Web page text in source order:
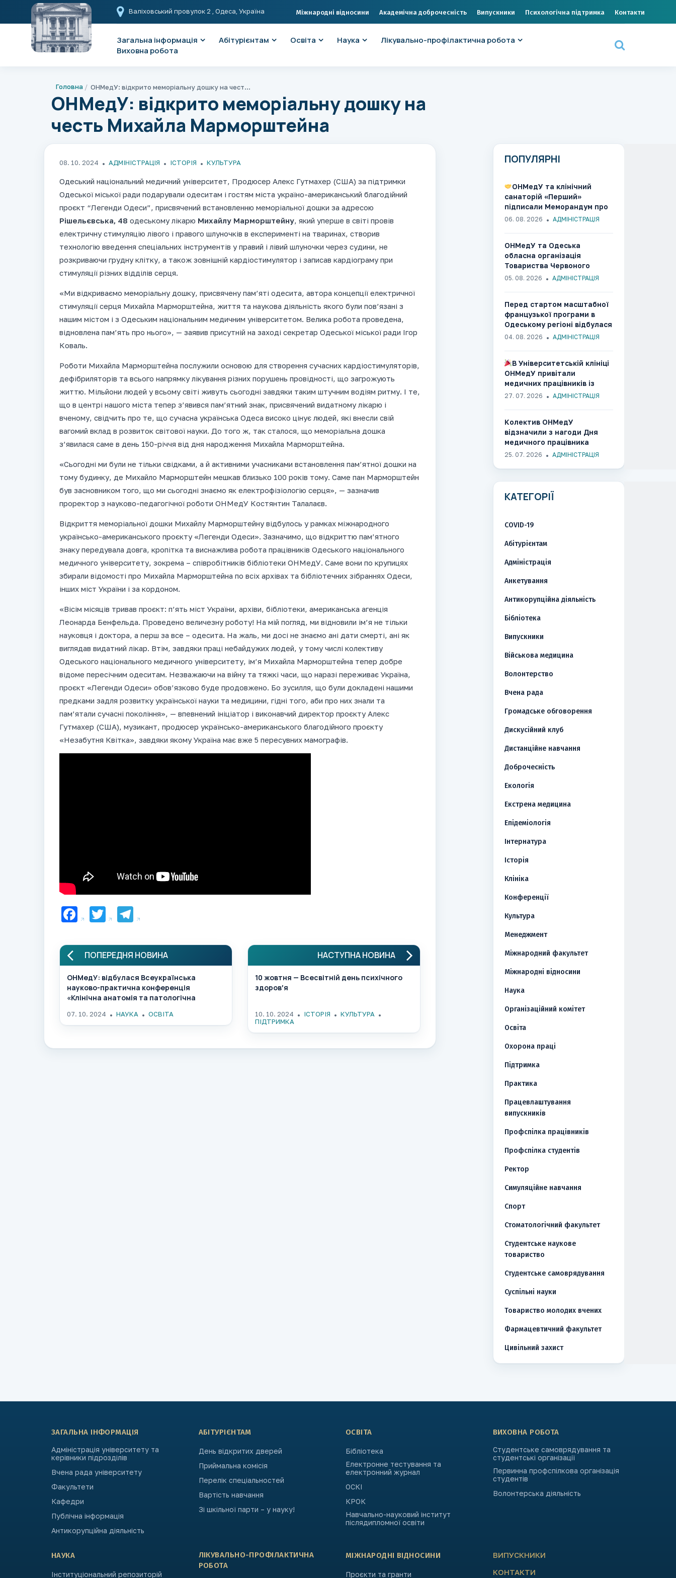
Валіховський провулок 2 , Одеса, Україна Міжнародні відносини Академічна доброчесність Випускники Психологічна підтримка Контакти
Загальна інформація Абітурієнтам Освіта Наука
Лікувально-профілактична робота
Виховна робота
Головна ОНМедУ: відкрито меморіальну дошку на честь Михайла Марморштейна
ОНМедУ: відкрито меморіальну дошку на
честь Михайла Марморштейна
08. 10. 2024 АДМІНІСТРАЦІЯ ІСТОРІЯ КУЛЬТУРА
Одеський національний медичний університет, Продюсер Алекс Гутмахер (США) за підтримки
Одеської міської ради подарували одеситам і гостям міста україно-американський благодійний
проєкт “Легенди Одеси”, присвячений встановленню меморіальної дошки за адресою
Рішельєвська, 48 одеському лікарю Михайлу Марморштейну, який уперше в світі провів
електричну стимуляцію лівого і правого шлуночків в експерименті на тваринах, створив
технологію введення спеціальних інструментів у правий і лівий шлуночки через судини, не
розкриваючи грудну клітку, а також зовнішній кардіостимулятор і записав кардіограму при
стимуляції різних відділів серця.
«Ми відкриваємо меморіальну дошку, присвячену пам’яті одесита, автора концепції електричної
стимуляції серця Михайла Марморштейна, життя та наукова діяльність якого були пов’язані з
нашим містом і з Одеським національним медичним університетом. Велика робота проведена,
відновлена пам’ять про нього», — заявив присутній на заході секретар Одеської міської ради Ігор
Коваль.
Роботи Михайла Марморштейна послужили основою для створення сучасних кардіостимуляторів,
дефібриляторів та всього напрямку лікування різних порушень провідності, що загрожують
життю. Мільйони людей у всьому світі живуть сьогодні завдяки таким штучним водіям ритму. І те,
що в центрі нашого міста тепер з’явився пам’ятний знак, присвячений видатному лікарю і
вченому, свідчить про те, що сучасна українська Одеса високо цінує людей, які внесли свій
вагомий вклад в розвиток світової науки. До того ж, так сталося, що меморіальна дошка
з’явилася саме в день 150-річчя від дня народження Михайла Марморштейна.
«Сьогодні ми були не тільки свідками, а й активними учасниками встановлення пам’ятної дошки на
тому будинку, де Михайло Марморштейн мешкав близько 100 років тому. Саме пан Марморштейн
був засновником того, що ми сьогодні знаємо як електрофізіологію серця», — зазначив
проректор з науково-педагогічної роботи ОНМедУ Костянтин Талалаєв.
Відкриття меморіальної дошки Михайлу Марморштейну відбулось у рамках міжнародного
українсько-американського проєкту «Легенди Одеси». Зазначимо, що відкриттю пам’ятного
знаку передувала довга, кропітка та виснажлива робота працівників Одеського національного
медичного університету, зокрема – співробітників бібліотеки ОНМедУ. Саме вони по крупицях
збирали відомості про Михайла Марморштейна по всіх архівах та бібліотечних зібраннях Одеси,
інших міст України і за кордоном.
«Вісім місяців тривав проєкт: п’ять міст України, архіви, бібліотеки, американська агенція
Леонарда Бенфельда. Проведено величезну роботу! На мій погляд, ми відновили ім’я не тільки
науковця і доктора, а перш за все – одесита. На жаль, ми досі не знаємо ані дати смерті, ані як
виглядав видатний лікар. Втім, завдяки праці небайдужих людей, у тому числі колективу
Одеського національного медичного університету, ім’я Михайла Марморштейна тепер добре
відоме пересічним одеситам. Незважаючи на війну та тяжкі часи, що наразі переживає Україна,
проєкт «Легенди Одеси» обов’язково буде продовжено. Бо зусилля, що були докладені нашими
предками задля розвитку української науки та медицини, гідні того, аби про них знали та
пам’ятали сучасні покоління», — впевнений ініціатор і виконавчий директор проєкту Алекс
Гутмахер (США), музикант, продюсер українсько-американського благодійного проєкту
«Незабутня Квітка», завдяки якому Україна має вже 5 пересувних мамографів.
Facebook
TwitterTelegram
ПОПЕРЕДНЯ НОВИНА
ОНМедУ: відбулася Всеукраїнська
науково-практична конференція
«Клінічна анатомія та патологічна
клінічного мислення майбутнього лікаря»
07. 10. 2024 НАУКА ОСВІТА
НАСТУПНА НОВИНА
10 жовтня — Всесвітній день психічного
здоровʼя
10. 10. 2024 ІСТОРІЯ
КУЛЬТУРА
ПІДТРИМКА
ПОПУЛЯРНІ
ОНМедУ та клінічний
санаторій «Перший»
підписали Меморандум про
співпрацю
06. 08. 2026 АДМІНІСТРАЦІЯ
ОНМедУ та Одеська
обласна організація
Товариства Червоного
Хреста України об’єднали
соціальних ініціатив
05. 08. 2026 АДМІНІСТРАЦІЯ
Перед стартом масштабної
французької програми в
Одеському регіоні відбулася
ознайомча зустріч із
04. 08. 2026 АДМІНІСТРАЦІЯ
В Університетській клініці
ОНМедУ привітали
медичних працівників із
професійним святом
27. 07. 2026 АДМІНІСТРАЦІЯ
Колектив ОНМедУ
відзначили з нагоди Дня
медичного працівника
25. 07. 2026 АДМІНІСТРАЦІЯ
КАТЕГОРІЇ
COVID-19
Абітурієнтам
Адміністрація
Анкетування
Антикорупційна діяльність
Бібліотека
Випускники
Військова медицина
Волонтерство
Вчена рада
Громадське обговорення
Дискусійний клуб
Дистанційне навчання
Доброчесність
Екологія
Екстрена медицина
Епідеміологія
Інтернатура
Історія
Клініка
Конференції
Культура
Менеджмент
Міжнародний факультет
Міжнародні відносини
Наука
Організаційний комітет
Освіта
Охорона праці
Підтримка
Практика
Працевлаштування
випускників
Профспілка працівників
Профспілка студентів
Ректор
Симуляційне навчання
Спорт
Стоматологічний факультет
Студентське наукове
товариство
Студентське самоврядування
Суспільні науки
Товариство молодих вчених
Фармацевтичний факультет
Цивільний захист
ЗАГАЛЬНА ІНФОРМАЦІЯ
Адміністрація університету та
керівники підрозділів
Вчена рада університету
Факультети
Кафедри
Публічна інформація
Антикорупційна діяльність
АБІТУРІЄНТАМ
День відкритих дверей
Приймальна комісія
Перелік спеціальностей
Вартість навчання
Зі шкільної парти – у науку!
ОСВІТА
Бібліотека
Електронне тестування та
електронний журнал
ОСКІ
КРОК
Навчально-науковий інститут
післядипломної освіти
ВИХОВНА РОБОТА
Студентське самоврядування та
студентські організації
Первинна профспілкова організація
студентів
Волонтерська діяльність
НАУКА
Інституціональний репозиторій
ЛІКУВАЛЬНО-ПРОФІЛАКТИЧНА
РОБОТА
МІЖНАРОДНІ ВІДНОСИНИ
Проєкти та гранти
ВИПУСКНИКИ
КОНТАКТИ